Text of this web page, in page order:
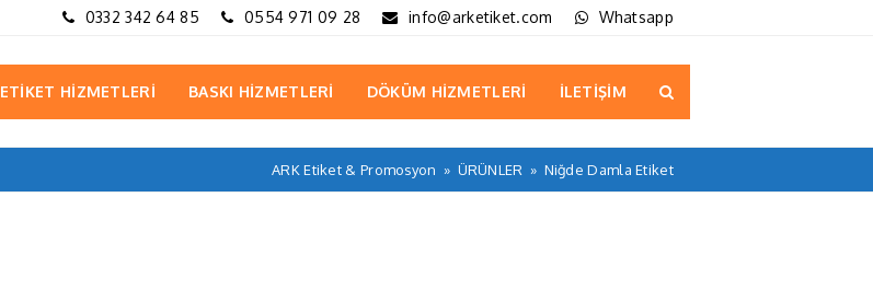
0332 342 64 85 0554 971 09 28 info@arketiket.com Whatsapp
ETİKET HİZMETLERİ BASKI HİZMETLERİ DÖKÜM HİZMETLERİ İLETİŞİM
ARK Etiket & Promosyon » ÜRÜNLER » Niğde Damla Etiket